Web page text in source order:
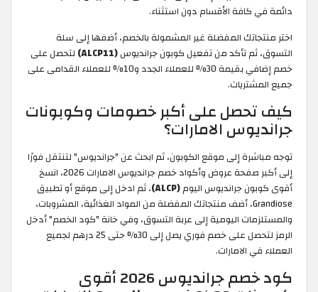
دائمة في كافة الأقسام دون استثناء.
اختر منتجاتك المفضلة غير المشمولة بالخصم، أضفها إلى سلة
التسوق، ثم تأكد من تفعيل كوبون جرانديوس(ALCP11)
لتحصل على
خصم إضافي بقيمة 30% للعملاء الجدد و10% للعملاء القدامى على
جميع المشتريات.
كيف تحصل على أكبر خصومات وكوبونات
جرانديوس الامارات؟
توجه مباشرة إلى موقع الكوبون، ثم ابحث عن "جرانديوس" لتنتقل فورًا
إلى أكبر صفحة عروض وأكواد خصم جرانديوس الامارات 2026، انسخ
أقوى كوبون جرانديوس اليوم(ALCP)
، ثم ادخل إلى موقع أو تطبيق
Grandiose، أضف منتجاتك المفضلة من المواد الغذائية، المشروبات،
والمستلزمات اليومية إلى عربة التسوق، وفي خانة "كود الخصم" أدخل
الرمز لتحصل على خصم فوري يصل إلى 30% حتى 25 درهم لجميع
العملاء في الامارات.
كود خصم جرانديوس 2026 أقوى